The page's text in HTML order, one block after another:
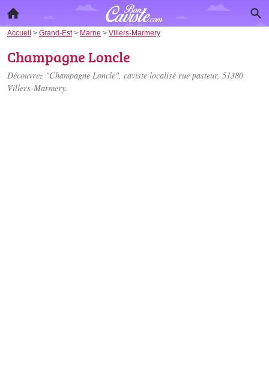
Accueil > Grand-Est> Marne > Villers-Marmery
Champagne Loncle
Découvrez "Champagne Loncle", caviste localisé rue pasteur, 51380
Villers-Marmery.